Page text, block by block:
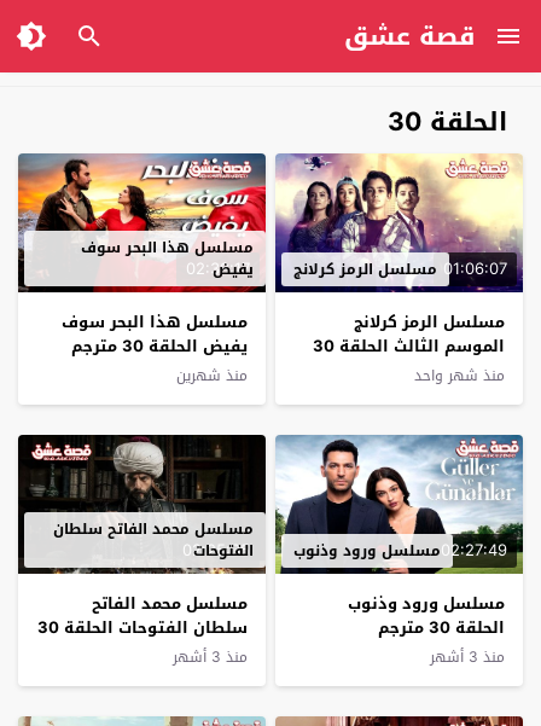
قصة عشق
الحلقة 30
01:06:07 مسلسل الرمز كرلانج
مسلسل الرمز كرلانج
الموسم الثالث الحلقة 30
مترجم
منذ شهر واحد
02:38:17
مسلسل هذا البحر سوف
يفيض
مسلسل هذا البحر سوف
يفيض الحلقة 30 مترجم
منذ شهرين
02:27:49مسلسل ورود وذنوب
مسلسل ورود وذنوب
الحلقة 30 مترجم
منذ 3 أشهر
02:25:35
مسلسل محمد الفاتح سلطان
الفتوحات
مسلسل محمد الفاتح
سلطان الفتوحات الحلقة 30
مترجم
منذ 3 أشهر